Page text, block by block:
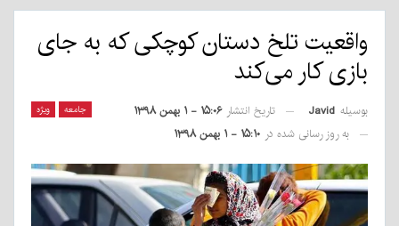
واقعیت تلخ دستان کوچکی که به جای
بازی کار می‌کند
جامعه ویژه بوسیله Javid تاریخ انتشار ۱۵:۰۶ - ۱ بهمن ۱۳۹۸
به روز رسانی شده در ۱۵:۱۰ - ۱ بهمن ۱۳۹۸